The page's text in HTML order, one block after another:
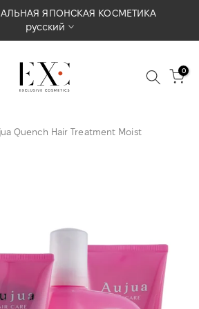
И ПОДДЕРЖКА В УКРАИНЕ 🇺🇦
русский
0
Quench Hair Treatment Moist